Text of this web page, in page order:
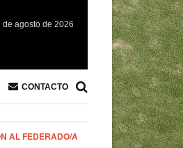
de agosto de 2026
CONTACTO
AL FEDERADO/A